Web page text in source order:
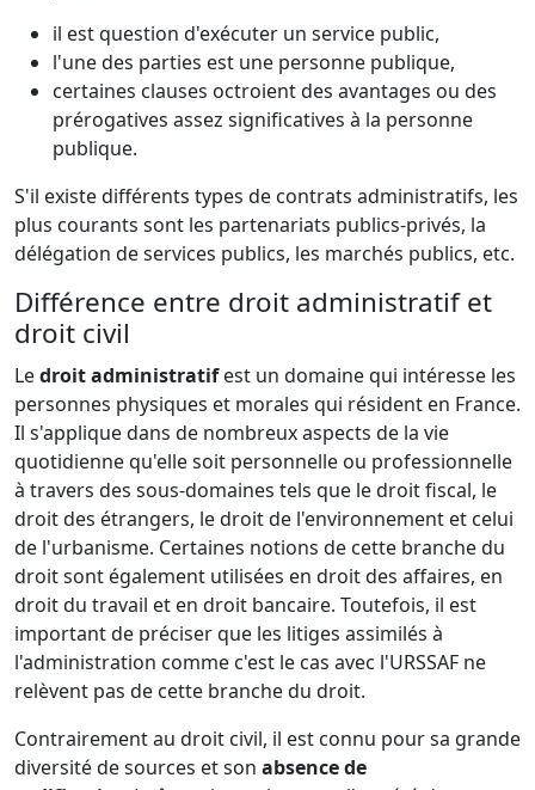
il est question d'exécuter un service public,
l'une des parties est une personne publique,
certaines clauses octroient des avantages ou des
prérogatives assez significatives à la personne
publique.
S'il existe différents types de contrats administratifs, les
plus courants sont les partenariats publics-privés, la
délégation de services publics, les marchés publics, etc.
Différence entre droit administratif et
droit civil
Ledroit administratif est un domaine qui intéresse les
personnes physiques et morales qui résident en France.
Il s'applique dans de nombreux aspects de la vie
quotidienne qu'elle soit personnelle ou professionnelle
à travers des sous-domaines tels que le droit fiscal, le
droit des étrangers, le droit de l'environnement et celui
de l'urbanisme. Certaines notions de cette branche du
droit sont également utilisées en droit des affaires, en
droit du travail et en droit bancaire. Toutefois, il est
important de préciser que les litiges assimilés à
l'administration comme c'est le cas avec l'URSSAF ne
relèvent pas de cette branche du droit.
Contrairement au droit civil, il est connu pour sa grande
diversité de sources et son absence de